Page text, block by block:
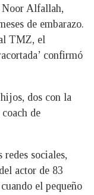
Noor Alfallah,
de embarazo.
TMZ, el
confirmó
dos con la
de
sociales,
actor de 83
el pequeño